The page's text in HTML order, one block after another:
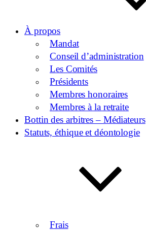
À propos
Mandat
Conseil d’administration
Les Comités
Présidents
Membres honoraires
Membres à la retraite
Bottin des arbitres – Médiateurs
Statuts, éthique et déontologie
Frais